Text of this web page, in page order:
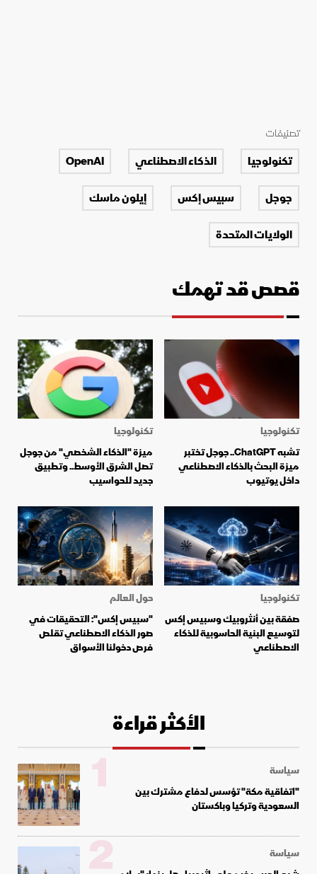
تصنيفات
تكنولوجيا الذكاء الاصطناعي
OpenAI
جوجل
سبيس إكس
إيلون ماسك
الولايات المتحدة
قصص قد تهمك
تكنولوجيا
تشبه ChatGPT.. جوجل تختبر
ميزة البحث بالذكاء الاصطناعي
داخل يوتيوب
تكنولوجيا
ميزة "الذكاء الشخصي" من جوجل
تصل الشرق الأوسط.. وتطبيق
جديد للحواسيب
تكنولوجيا
صفقة بين أنثروبيك وسبيس إكس
لتوسيع البنية الحاسوبية للذكاء
الاصطناعي
حول العالم
"سبيس إكس": التحقيقات في
صور الذكاء الاصطناعي تقلص
فرص دخولنا الأسواق
الأكثر قراءة
سياسة
"اتفاقية مكة" تؤسس لدفاع مشترك بين
السعودية وتركيا وباكستان
1
سياسة
2